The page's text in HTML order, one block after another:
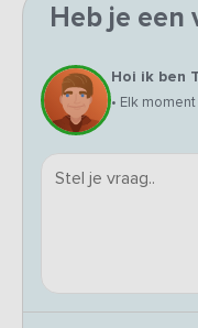
Heb je een
Hoi ik ben
• Elk